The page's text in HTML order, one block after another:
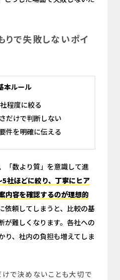
りで失敗しないポイ
本ルール
程度に絞る
だけで判断しない
件を明確に伝える
「数より質」を意識して進
社ほどに絞り、丁寧にヒア
内容を確認するのが理想的
依頼してしまうと、比較の基
が難しくなります。各社への
り、社内の負担も増えてしま
けで決めないことも大切で